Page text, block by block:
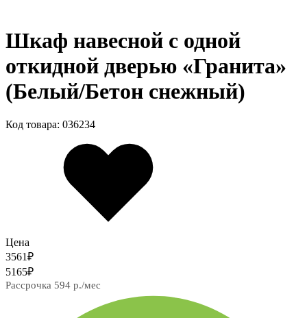
Шкаф навесной c одной
откидной дверью «Гранита»
(Белый/Бетон снежный)
Код товара: 036234
Цена
3561₽
5165₽
Рассрочка 594 р./мес